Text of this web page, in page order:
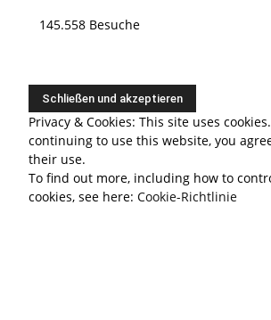
145.558 Besuche
Privacy & Cookies: This site uses
continuing to use this website, you
their use.
To find out more, including how to
cookies, see here: Cookie-Richtlinie